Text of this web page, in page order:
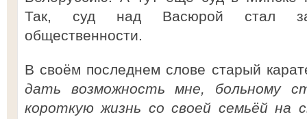
Так, суд над Васюрой стал
общественности.
В своём последнем слове старый
дать возможность мне, больному
короткую жизнь со своей семьёй на